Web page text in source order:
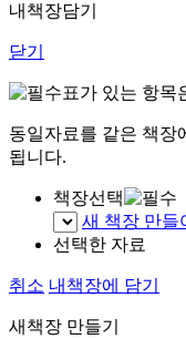
내책장담기
닫기
표가 있는 항목
동일자료를 같은 책장
됩니다.
책장선택
새 책장 만들
선택한 자료
취소 내책장에 담기
새책장 만들기